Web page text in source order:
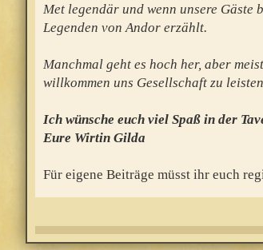
Met legendär und wenn unsere Gäste
Legenden von Andor erzählt.
Manchmal geht es hoch her, aber
willkommen uns Gesellschaft zu
Ich wünsche euch viel Spaß in der
Eure Wirtin Gilda
Für eigene Beiträge müsst ihr euch